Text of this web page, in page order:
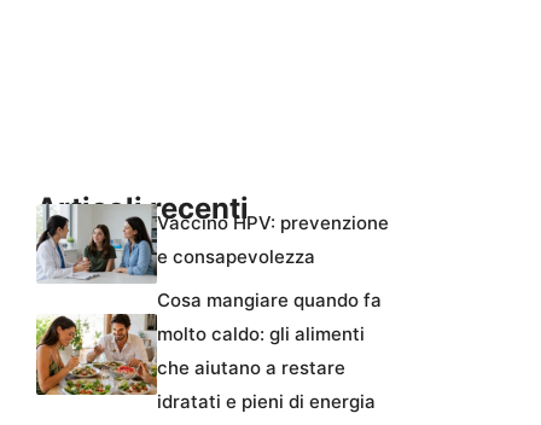
Articoli recentiVaccino HPV: prevenzione
e consapevolezza
Cosa mangiare quando fa
molto caldo: gli alimenti
che aiutano a restare
idratati e pieni di energia